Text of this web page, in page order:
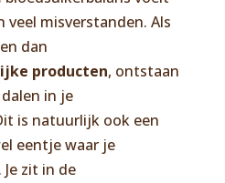
veel misverstanden. Als
dan
producten, ontstaan
in je
is natuurlijk ook een
eentje waar je
zit in de